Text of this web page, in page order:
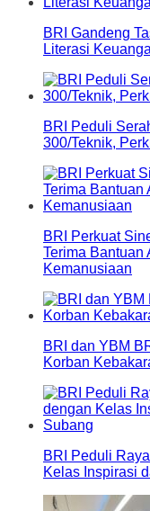
BRI Gandeng
Literasi
BRI Peduli
300/Teknik,
BRI Perkuat
Terima Bantuan
Kemanusiaan
BRI dan YBM
Korban
BRI Peduli
Kelas Inspirasi